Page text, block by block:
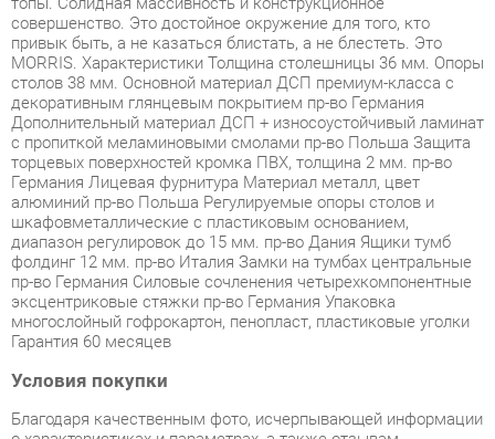
столов 38 мм. Основной материал ДСП премиум-класса с
декоративным глянцевым покрытием пр-во Германия
Дополнительный материал ДСП + износоустойчивый ламинат
с пропиткой меламиновыми смолами пр-во Польша Защита
торцевых поверхностей кромка ПВХ, толщина 2 мм. пр-во
Германия Лицевая фурнитура Материал металл, цвет
алюминий пр-во Польша Регулируемые опоры столов и
шкафовметаллические с пластиковым основанием,
диапазон регулировок до 15 мм. пр-во Дания Ящики тумб
фолдинг 12 мм. пр-во Италия Замки на тумбах центральные
пр-во Германия Силовые сочленения четырехкомпонентные
эксцентриковые стяжки пр-во Германия Упаковка
многослойный гофрокартон, пенопласт, пластиковые уголки
Гарантия 60 месяцев
Условия покупки
Благодаря качественным фото, исчерпывающей информации
покупателей маркетплэйса «Офисная мебель Екатеринбург»
1 Дуб Базель/Венге Магия» категории Готовые комплекты